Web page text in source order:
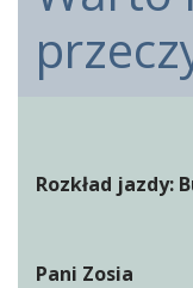
Rozkład jazdy:
Pani Zosia